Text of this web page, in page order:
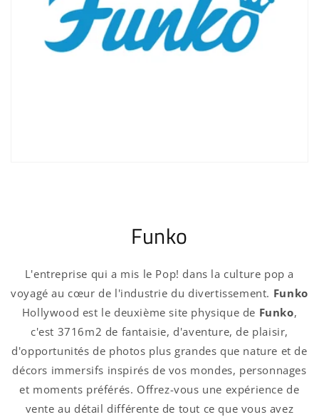
Funko
L'entreprise qui a mis le Pop! dans la culture pop a
voyagé au cœur de l'industrie du divertissement. Funko
Hollywood est le deuxième site physique de Funko,
c'est 3716m2 de fantaisie, d'aventure, de plaisir,
d'opportunités de photos plus grandes que nature et de
décors immersifs inspirés de vos mondes, personnages
et moments préférés. Offrez-vous une expérience de
vente au détail différente de tout ce que vous avez
Connexion requise